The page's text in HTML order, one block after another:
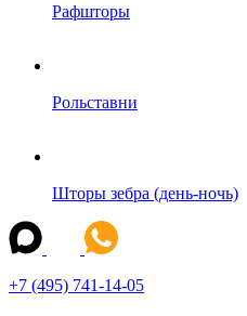
Рафшторы
Рольставни
Шторы зебра (день-ночь)
+7 (495) 741-14-05